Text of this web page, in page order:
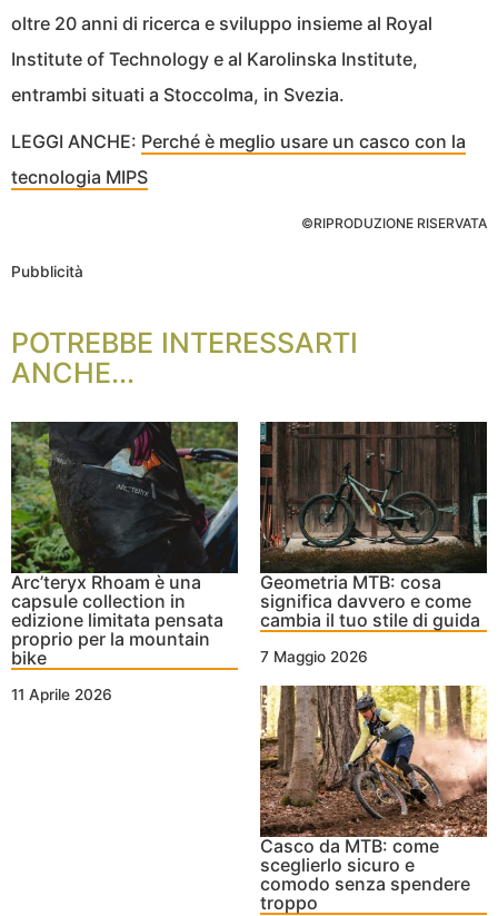
oltre 20 anni di ricerca e sviluppo insieme al Royal
Institute of Technology e al Karolinska Institute,
entrambi situati a Stoccolma, in Svezia.
LEGGI ANCHE: Perché è meglio usare un casco con la
tecnologia MIPS
©RIPRODUZIONE RISERVATA
Pubblicità
POTREBBE INTERESSARTI
ANCHE...
Arc’teryx Rhoam è una
capsule collection in
edizione limitata pensata
proprio per la mountain
bike
11 Aprile 2026
Geometria MTB: cosa
significa davvero e come
cambia il tuo stile di guida
7 Maggio 2026
Casco da MTB: come
sceglierlo sicuro e
comodo senza spendere
troppo